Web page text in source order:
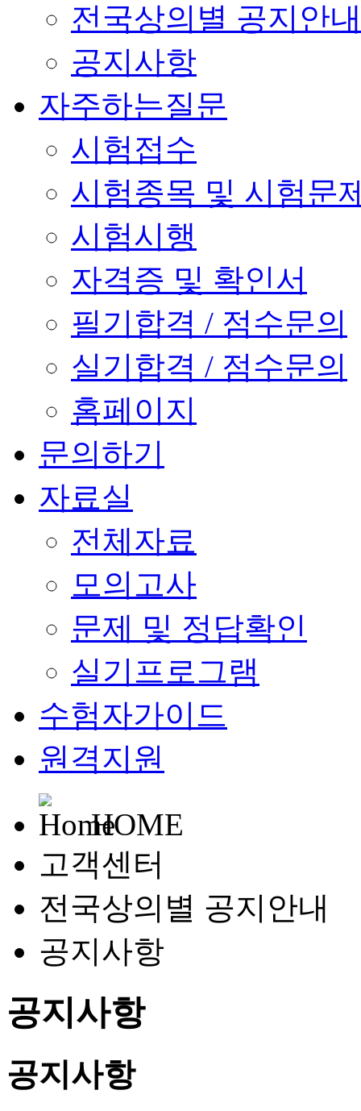
전국상의별 공지안내
공지사항
자주하는질문
시험접수
시험종목 및 시험문
시험시행
자격증 및 확인서
필기합격 / 점수문의
실기합격 / 점수문의
홈페이지
문의하기
자료실
전체자료
모의고사
문제 및 정답확인
실기프로그램
수험자가이드
원격지원
HOME
고객센터
전국상의별 공지안내
공지사항
공지사항
공지사항